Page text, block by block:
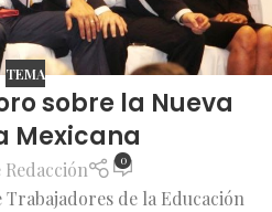
TEMA
sobre la Nueva
Mexicana
Redacción 0
de la Educación